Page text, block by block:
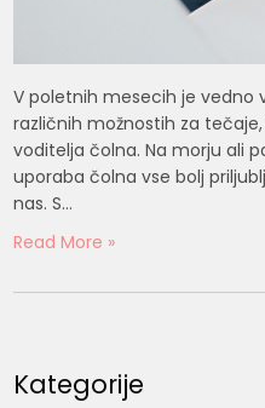
V poletnih mesecih je vedno
različnih možnostih za
voditelja čolna. Na morju ali
uporaba čolna vse bolj
nas. S…
Read More »
Kategorije